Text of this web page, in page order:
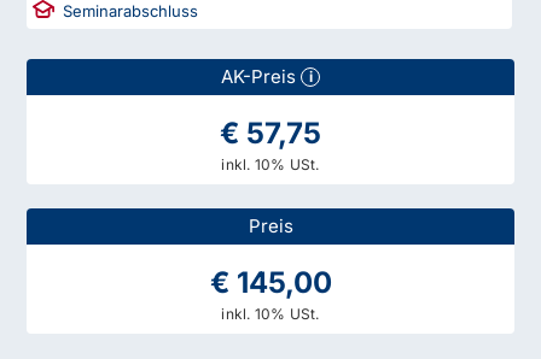
Seminarabschluss
AK-Preis i
€ 57,75
inkl. 10% USt.
Preis
€ 145,00
inkl. 10% USt.